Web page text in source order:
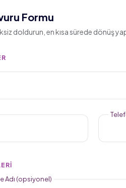
Formu
doldurun, en kısa sürede dönüş
Adı (opsiyonel)